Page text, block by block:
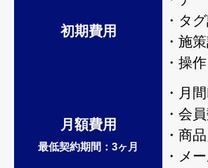
初期費用
・タ
・施
・操
月額費用
最低契約期間：3ヶ月
・月
・会
・商
・メ